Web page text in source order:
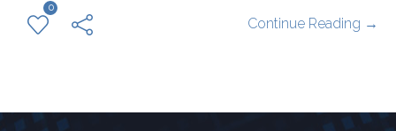
0
Continue Reading →